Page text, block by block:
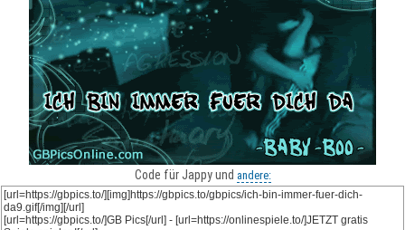
Code für Jappy und andere: